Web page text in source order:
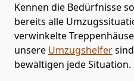
Kennen die Bedürfnisse
bereits alle
verwinkelte
unsere Umzugshelfer
bewältigen jede Situation.